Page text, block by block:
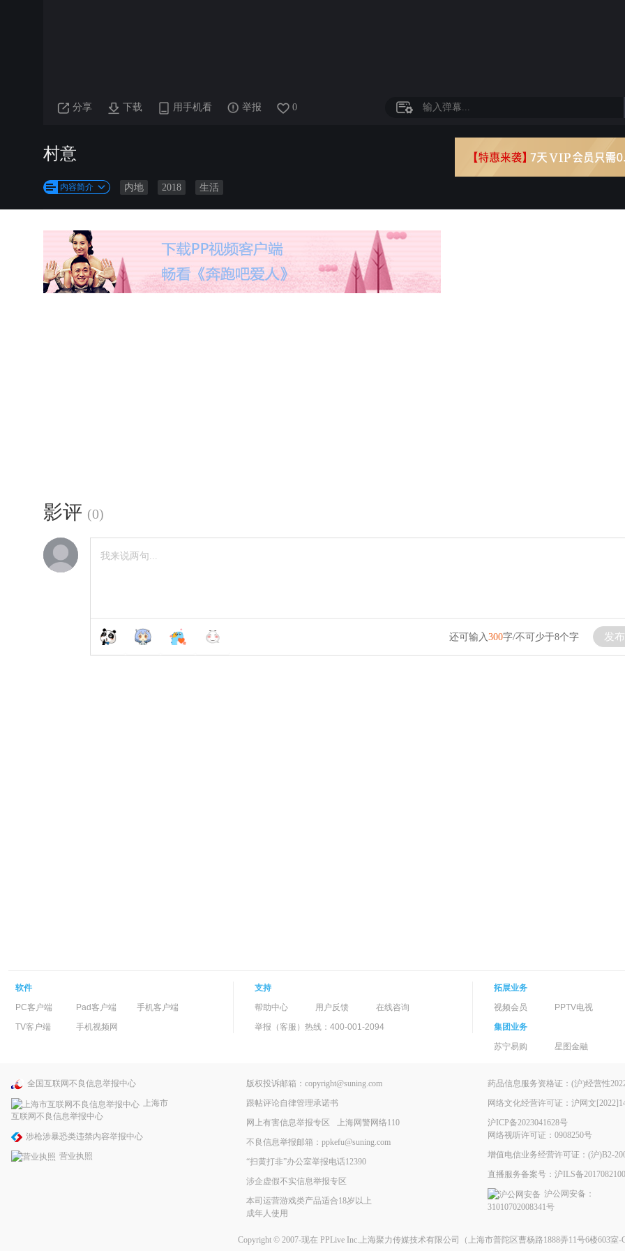
分享 下载 用手机看 举报 0
村意
内容简介 内地 2018 生活
影评 (0)
还可输入 300字/不可少于8个字 发
软件
PC客户端
Pad客户端
手机客户端
TV客户端
手机视频网
支持
帮助中心
用户反馈
在线咨询
举报（客服）热线：400-001-2094
拓展业务
视频会员
PPTV电视
集团业务
苏宁易购
星图金融
全国互联网不良信息举报中心
上海市
互联网不良信息举报中心
涉枪涉暴恐类违禁内容举报中心
营业执照
版权投诉邮箱：copyright@suning.com
跟帖评论自律管理承诺书
网上有害信息举报专区
上海网警网络110
不良信息举报邮箱：ppkefu@suning.com
“扫黄打非”办公室举报电话12390
涉企虚假不实信息举报专区
本司运营游戏类产品适合18岁以上
成年人使用
药品信息服务资格证：(沪)经营性
网络文化经营许可证：沪网文
沪ICP备2023041628号
网络视听许可证：0908250号
增值电信业务经营许可证：(沪)B2-
直播服务备案号：沪ILS备
沪公网安备：
31010702008341号
Copyright © 2007-现在 PPLive Inc.上海聚力传媒技术有限公司 （上海市普陀区曹杨路1888弄11号6楼603室-